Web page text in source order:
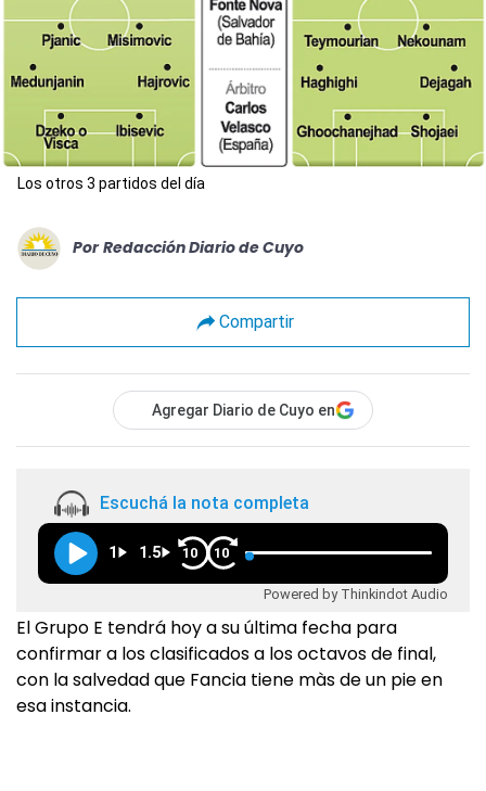
Los otros 3 partidos del día
Por Redacción Diario de Cuyo
Compartir
Agregar Diario de Cuyo en
Escuchá la nota completa
1 1.5 10 10
Powered by Thinkindot Audio
El Grupo E tendrá hoy a su última fecha para
confirmar a los clasificados a los octavos de final,
con la salvedad que Fancia tiene màs de un pie en
esa instancia.